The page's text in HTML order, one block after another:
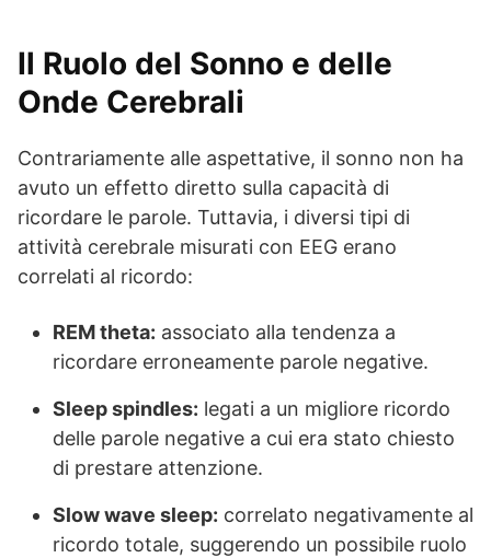
Il Ruolo del Sonno e delle
Onde Cerebrali
Contrariamente alle aspettative, il sonno non ha
avuto un effetto diretto sulla capacità di
ricordare le parole. Tuttavia, i diversi tipi di
attività cerebrale misurati con EEG erano
correlati al ricordo:
REM theta: associato alla tendenza a
ricordare erroneamente parole negative.
Sleep spindles: legati a un migliore ricordo
delle parole negative a cui era stato chiesto
di prestare attenzione.
Slow wave sleep: correlato negativamente al
ricordo totale, suggerendo un possibile ruolo